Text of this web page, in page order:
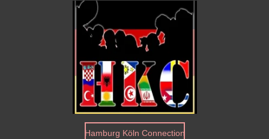
Hamburg Köln Connection